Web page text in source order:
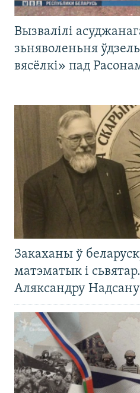
Вызвалілі
зьняволеньня
вясёлкі» пад
Закаханы ў
матэматык і
Аляксандру Надсану